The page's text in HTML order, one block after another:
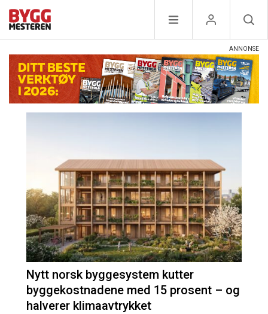
Nytt norsk byggesystem kutter
byggekostnadene med 15 prosent – og
halverer klimaavtrykket